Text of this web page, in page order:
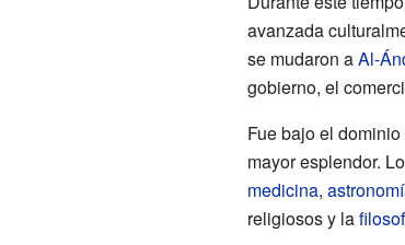
avanzada
se mudaron aAl-
gobierno, el
Fue bajo el dominio
mayor esplendor.
medicina,
religiosos y la